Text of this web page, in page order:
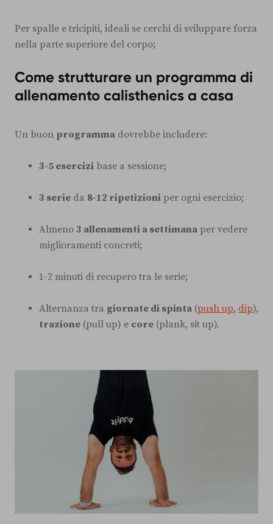
Per spalle e tricipiti, ideali se cerchi di sviluppare forza
nella parte superiore del corpo;
Come strutturare un programma di
allenamento calisthenics a casa
Un buon programma dovrebbe includere:
3-5 esercizi base a sessione;
3 serie da 8-12 ripetizioni per ogni esercizio;
Almeno 3 allenamenti a settimana per vedere
miglioramenti concreti;
1-2 minuti di recupero tra le serie;
Alternanza tra giornate di spinta (push up, dip),
trazione (pull up) e core (plank, sit up).